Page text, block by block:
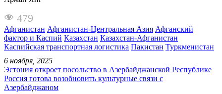
479
Афганистан Афганистан-Центральная Азия Афганский
фактор и Каспий Казахстан Казахстан-Афганистан
Каспийская транспортная логистика Пакистан Туркменистан
6 ноября, 2025
Эстония откроет посольство в Азербайджанской Республике
Россия готова возобновить культурные связи с
Азербайджаном